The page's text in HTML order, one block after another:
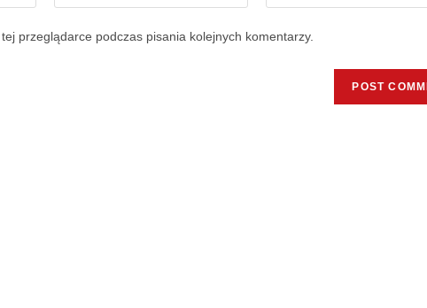
przeglądarce podczas pisania kolejnych komentarzy.